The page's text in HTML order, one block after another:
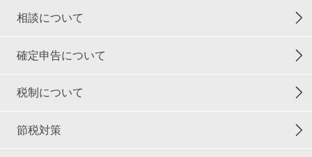
相談について
確定申告について
税制について
節税対策